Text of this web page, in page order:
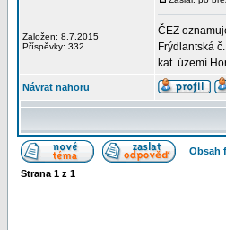
Založen: 8.7.2015
Příspěvky: 332
ČEZ
Frýdlantská
kat. území
Návrat nahoru
Obsah
Strana 1 z 1